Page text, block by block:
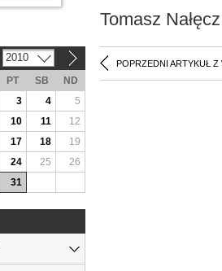
Tomasz
POPRZEDNI ARTYKUŁ Z
2010
PT SB
ND
3 4
5
10 11
12
17 18
19
24 25
26
31